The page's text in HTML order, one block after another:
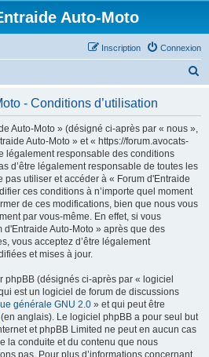
Auto-Moto
Connexion
Inscription
- Conditions d’utilisation
Auto-Moto » (désigné ci-après par « nous »,
Auto-Moto » et « https://forum.avocats-
légalement responsable des conditions
d’être légalement responsable de toutes les
utiliser et accéder à « Forum d'Entraide
ces conditions à n’importe quel moment
de ces modifications, bien que nous vous
par vous-même. En effet, si vous
Auto-Moto » après que des
vous acceptez d’être légalement
et mises à jour.
phpBB (désignés ci-après par « logiciel
est un logiciel de forum de discussions
générale GNU 2.0 » et qui peut être
(en anglais). Le logiciel phpBB a pour seul but
et phpBB Limited ne peut en aucun cas
la conduite et du contenu que nous
pas. Pour plus d’informations concernant